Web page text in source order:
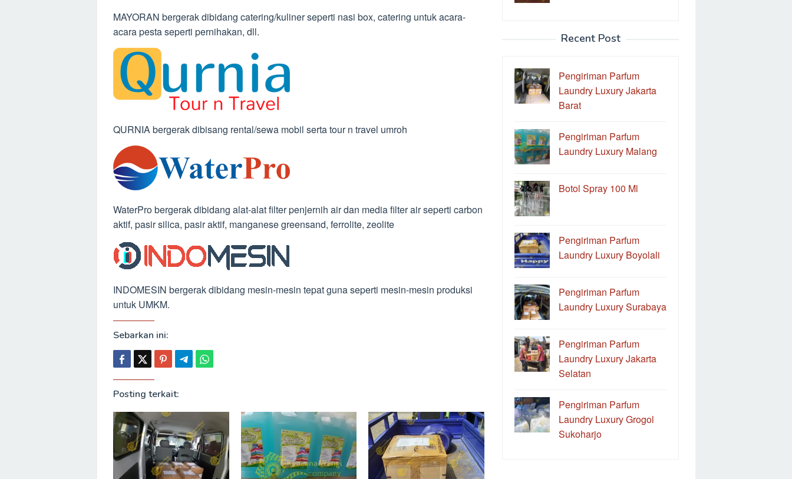
MAYORAN bergerak dibidang catering/kuliner seperti nasi box, catering untuk acara-
acara pesta seperti pernihakan, dll.
QURNIA bergerak dibisang rental/sewa mobil serta tour n travel umroh
WaterPro bergerak dibidang alat-alat filter penjernih air dan media filter air seperti carbon
aktif, pasir silica, pasir aktif, manganese greensand, ferrolite, zeolite
INDOMESIN bergerak dibidang mesin-mesin tepat guna seperti mesin-mesin produksi
untuk UMKM.
Sebarkan ini:
Posting terkait:
Recent Post
Pengiriman Parfum
Laundry Luxury Jakarta
Barat
Pengiriman Parfum
Laundry Luxury Malang
Botol Spray 100 Ml
Pengiriman Parfum
Laundry Luxury Boyolali
Pengiriman Parfum
Laundry Luxury Surabaya
Pengiriman Parfum
Laundry Luxury Jakarta
Selatan
Pengiriman Parfum
Laundry Luxury Grogol
Sukoharjo